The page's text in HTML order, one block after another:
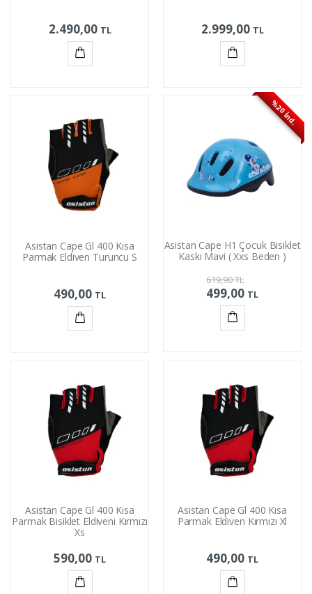
2.490,00 TL 2.999,00 TL
Asistan Cape Gl 400 Kısa
Parmak Eldiven Turuncu S
490,00 TL
%20 İnd.
Asistan Cape H1 Çocuk Bisiklet
Kaskı Mavi ( Xxs Beden )
619,90TL
499,00 TL
Asistan Cape Gl 400 Kısa
Parmak Bisiklet Eldiveni Kırmızı
Xs
590,00 TL
Asistan Cape Gl 400 Kısa
Parmak Eldiven Kırmızı Xl
490,00 TL